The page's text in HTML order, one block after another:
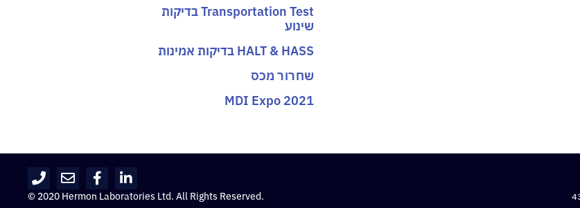
Transportation Test בדיקות
שינוע
HALT & HASS בדיקות אמינות
שחרור מכס
MDI Expo 2021
© 2020 Hermon Laboratories Ltd. All Rights Reserved.